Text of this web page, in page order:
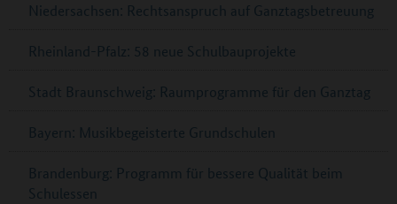
Niedersachsen: Rechtsanspruch auf Ganztagsbetreuung
Rheinland-Pfalz: 58 neue Schulbauprojekte
Stadt Braunschweig: Raumprogramme für den Ganztag
Bayern: Musikbegeisterte Grundschulen
Brandenburg: Programm für bessere Qualität beim
Schulessen